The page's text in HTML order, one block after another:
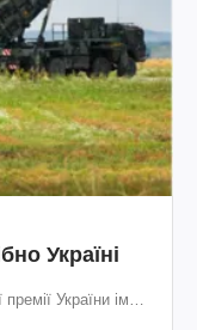
Україні
України ім.